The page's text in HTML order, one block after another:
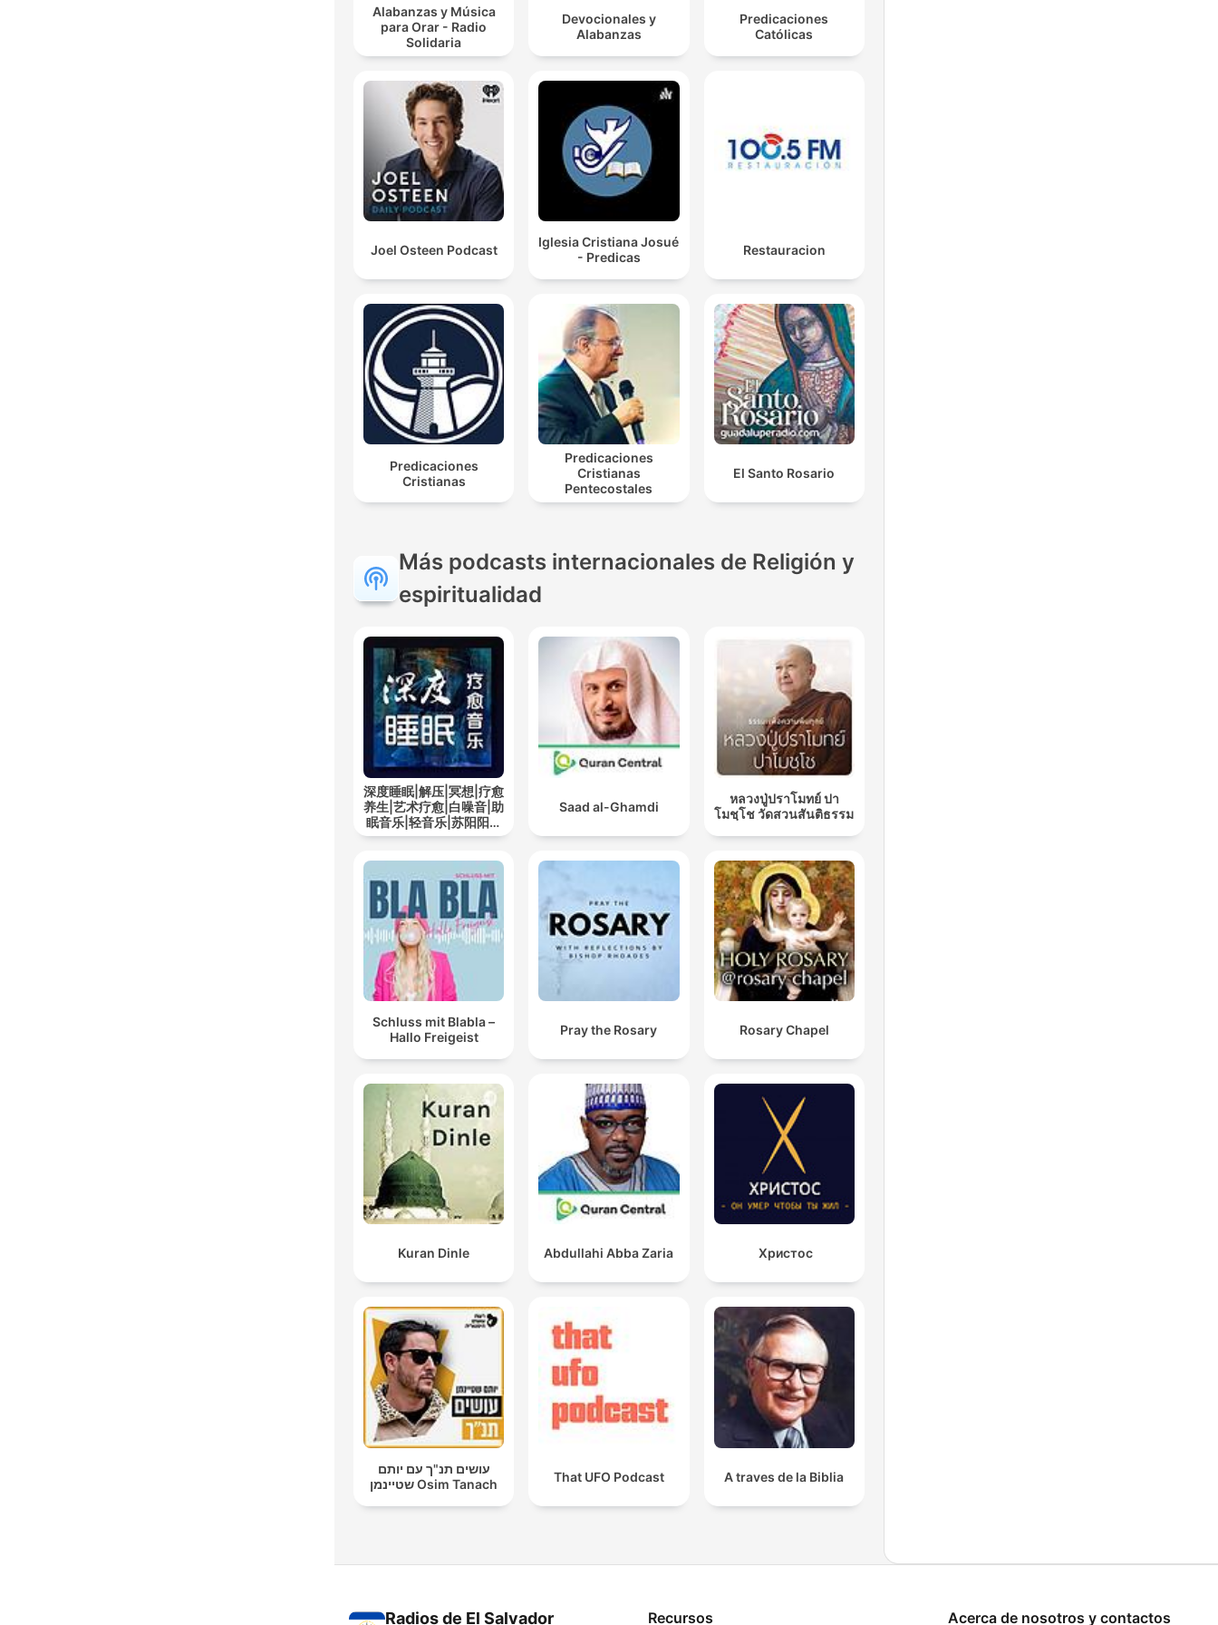
Alabanzas y Música
para Orar - Radio
Solidaria
Devocionales y
Alabanzas
Predicaciones
Católicas
Joel Osteen Podcast
Iglesia Cristiana Josué
- Predicas
Restauracion
Predicaciones
Cristianas
Predicaciones
Cristianas
Pentecostales
El Santo Rosario
Más podcasts internacionales de Religión y
espiritualidad
深度睡眠|解压|冥想|疗愈
养生|艺术疗愈|白噪音|助
眠音乐|轻音乐|苏阳阳频
道
Saad al-Ghamdi
หลวงปู่ปราโมทย์ ปา
โมชฺโช วัดสวนสันติธรรม
Schluss mit Blabla –
Hallo Freigeist
Pray the Rosary Rosary Chapel
Kuran Dinle Abdullahi Abba Zaria Христос
עושים תנ"ך עם יותם
שטיינמן Osim Tanach
That UFO Podcast A traves de la Biblia
Radios de El Salvador Recursos Acerca de nosotros y contactos